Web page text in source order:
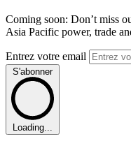
Coming soon: Don’t miss
Asia Pacific power, trade
Entrez votre email
S'abonner
Loading...